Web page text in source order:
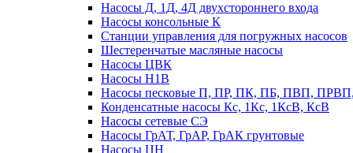
Насосы Д, 1Д, 4Д двухстороннего входа
Насосы консольные К
Станции управления для погружных насосов
Шестеренчатые масляные насосы
Насосы ЦВК
Насосы Н1В
Насосы песковые П, ПР, ПК, ПБ, ПВП,
Конденсатные насосы Кс, 1Кс, 1КсВ, КсВ
Насосы сетевые СЭ
Насосы ГрАТ, ГрАР, ГрАК грунтовые
Насосы ЦН